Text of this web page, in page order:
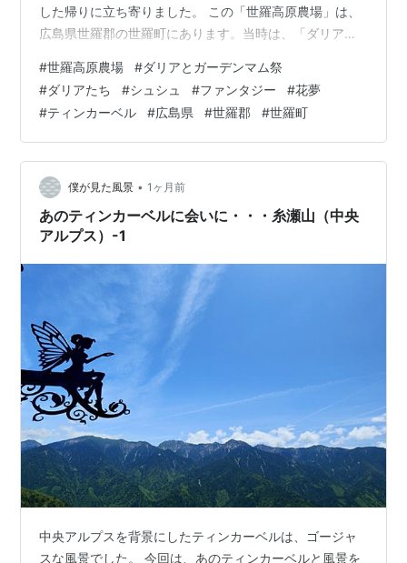
した帰りに立ち寄りました。 この「世羅高原農場」は、
広島県世羅郡の世羅町にあります。当時は、「ダリアと
リア」を中心に、アップしています。今回で、49回目の
掲載になります。 ランキング参加中花のある風景 ランキ
ング参加中写真・カメラ
#世羅高原農場 #ダリアとガーデンマム祭
#ダリアたち #シュシュ #ファンタジー #花夢
#ティンカーベル #広島県 #世羅郡 #世羅町
僕が見た風景 • 1ヶ月前
あのティンカーベルに会いに・・・糸瀬山（中央
アルプス）-1
中央アルプスを背景にしたティンカーベルは、ゴージャ
スな風景でした。 今回は、あのティンカーベルと風景を